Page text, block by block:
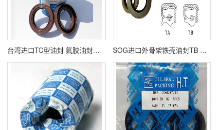
台湾进口TC型油封 氟胶油封规格齐全 现货发售 SOG进口外骨架铁壳油封TB SB TA SA VB形式规格齐全